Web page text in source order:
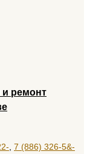
и ремонт
7 (886) 326-5&-